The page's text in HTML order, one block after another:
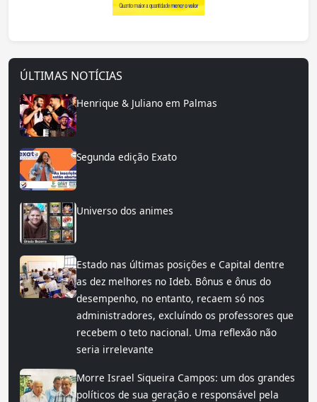
ÚLTIMAS NOTÍCIAS
Henrique & Juliano em Palmas
Segunda edição Exato
Universo dos animes
Estado nas últimas posições e Capital dentre
as dez melhores no Ideb. Bônus e ônus do
desempenho, no entanto, recaem só nos
administradores, excluíndo os professores que
recebem o teto nacional. Uma reflexão não
seria irrelevante
Morre Israel Siqueira Campos: um dos grandes
políticos de sua geração e responsável pela